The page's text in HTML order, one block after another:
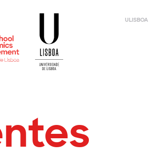
ULISBOA